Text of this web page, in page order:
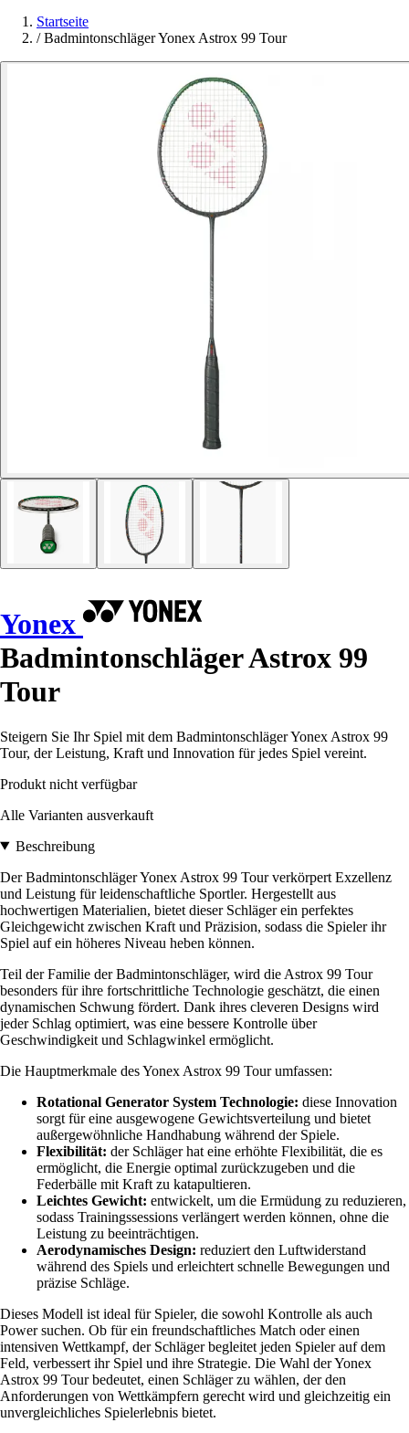
Startseite
/ Badmintonschläger Yonex Astrox 99 Tour
Yonex
Badmintonschläger Astrox 99
Tour
Steigern Sie Ihr Spiel mit dem Badmintonschläger Yonex Astrox 99
Tour, der Leistung, Kraft und Innovation für jedes Spiel vereint.
Produkt nicht verfügbar
Alle Varianten ausverkauft
Beschreibung
Der Badmintonschläger Yonex Astrox 99 Tour verkörpert Exzellenz
und Leistung für leidenschaftliche Sportler. Hergestellt aus
hochwertigen Materialien, bietet dieser Schläger ein perfektes
Gleichgewicht zwischen Kraft und Präzision, sodass die Spieler ihr
Spiel auf ein höheres Niveau heben können.
Teil der Familie der Badmintonschläger, wird die Astrox 99 Tour
besonders für ihre fortschrittliche Technologie geschätzt, die einen
dynamischen Schwung fördert. Dank ihres cleveren Designs wird
jeder Schlag optimiert, was eine bessere Kontrolle über
Geschwindigkeit und Schlagwinkel ermöglicht.
Die Hauptmerkmale des Yonex Astrox 99 Tour umfassen:
Rotational Generator System Technologie: diese Innovation
sorgt für eine ausgewogene Gewichtsverteilung und bietet
außergewöhnliche Handhabung während der Spiele.
Flexibilität: der Schläger hat eine erhöhte Flexibilität, die es
ermöglicht, die Energie optimal zurückzugeben und die
Federbälle mit Kraft zu katapultieren.
Leichtes Gewicht: entwickelt, um die Ermüdung zu reduzieren,
sodass Trainingssessions verlängert werden können, ohne die
Leistung zu beeinträchtigen.
Aerodynamisches Design: reduziert den Luftwiderstand
während des Spiels und erleichtert schnelle Bewegungen und
präzise Schläge.
Dieses Modell ist ideal für Spieler, die sowohl Kontrolle als auch
Power suchen. Ob für ein freundschaftliches Match oder einen
intensiven Wettkampf, der Schläger begleitet jeden Spieler auf dem
Feld, verbessert ihr Spiel und ihre Strategie. Die Wahl der Yonex
Astrox 99 Tour bedeutet, einen Schläger zu wählen, der den
Anforderungen von Wettkämpfern gerecht wird und gleichzeitig ein
unvergleichliches Spielerlebnis bietet.